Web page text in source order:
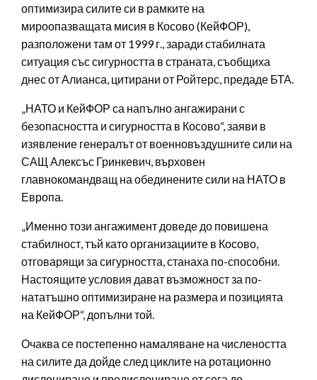
оптимизира силите си в рамките на
мироопазващата мисия в Косово (КейФОР),
разположени там от 1999 г., заради стабилната
ситуация със сигурността в страната, съобщиха
днес от Алианса, цитирани от Ройтерс, предаде БТА.
„НАТО и КейФОР са напълно ангажирани с
безопасността и сигурността в Косово“, заяви в
изявление генералът от военновъздушните сили на
САЩ Алексъс Гринкевич, върховен
главнокомандващ на обединените сили на НАТО в
Европа.
„Именно този ангажимент доведе до повишена
стабилност, тъй като организациите в Косово,
отговарящи за сигурността, станаха по-способни.
Настоящите условия дават възможност за по-
нататъшно оптимизиране на размера и позицията
на КейФОР“, допълни той.
Очаква се постепенно намаляване на числеността
на силите да дойде след циклите на ротационно